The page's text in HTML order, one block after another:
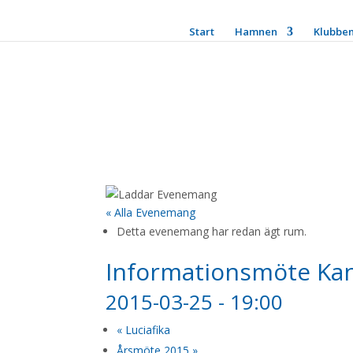
Start Hamnen
« Alla Evenemang
Detta evenemang har redan ägt rum.
Informationsmöte
2015-03-25 - 19:00
« Luciafika